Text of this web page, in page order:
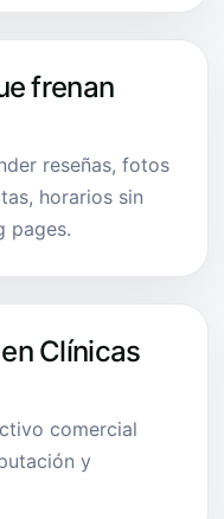
frenan
reseñas, fotos
horarios sin
pages.
Clínicas
comercial
y